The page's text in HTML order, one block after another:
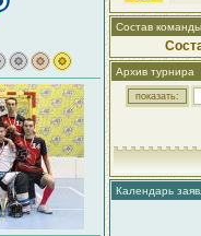
Состав команды
Архив турнира
Календарь